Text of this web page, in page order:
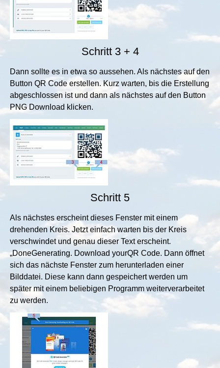
Schritt 3 + 4
Dann sollte es in etwa so aussehen. Als nächstes auf den
Button QR Code erstellen. Kurz warten, bis die Erstellung
abgeschlossen ist und dann als nächstes auf den Button
PNG Download klicken.
Show larger version for:
Schritt 5
Als nächstes erscheint dieses Fenster mit einem
drehenden Kreis. Jetzt einfach warten bis der Kreis
verschwindet und genau dieser Text erscheint.
„DoneGenerating. Download yourQR Code. Dann öffnet
sich das nächste Fenster zum herunterladen einer
Bilddatei. Diese kann dann gespeichert werden um
später mit einem beliebigen Programm weiterverarbeitet
zu werden.
Show larger version for: